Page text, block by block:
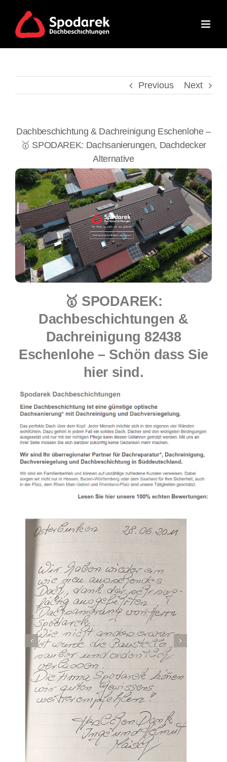
content
Previous Next
Dachbeschichtung & Dachreinigung Eschenlohe –
🥇 SPODAREK: Dachsanierungen, Dachdecker
Alternative
🥇 SPODAREK:
Dachbeschichtungen &
Dachreinigung 82438
Eschenlohe – Schön dass Sie
hier sind.